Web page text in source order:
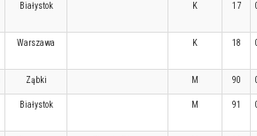
Białystok K 17
Warszawa K 18
Ząbki M 90
Białystok M 91